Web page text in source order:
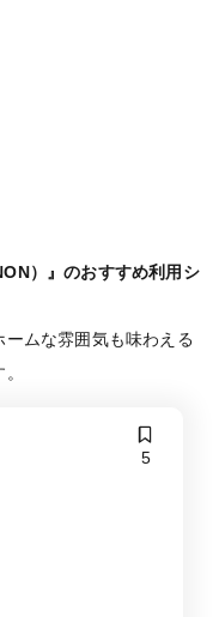
）』のおすすめ利用シ
ムな雰囲気も味わえる
5